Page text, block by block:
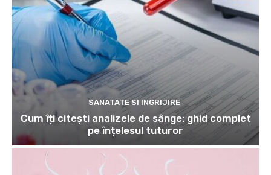
SANATATE SI INGRIJIRE
Cum îți citești analizele de sânge: ghid complet
pe înțelesul tuturor